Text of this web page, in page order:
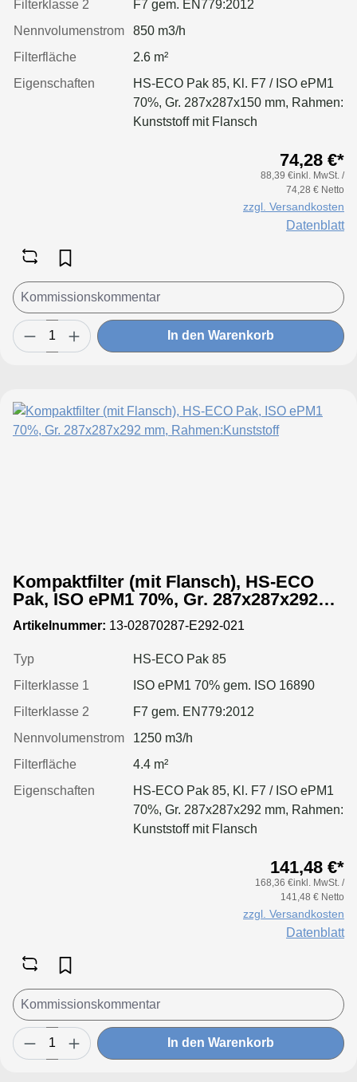
Filterklasse 2
F7 gem. EN779:2012
Nennvolumenstrom
850 m3/h
Filterfläche
2.6 m²
Eigenschaften
HS-ECO Pak 85, Kl. F7 / ISO ePM1
70%, Gr. 287x287x150 mm, Rahmen:
Kunststoff mit Flansch
74,28 €*
88,39 €inkl. MwSt. /
74,28 € Netto
zzgl. Versandkosten
Datenblatt
In den Warenkorb
Kompaktfilter (mit Flansch), HS-ECO
Pak, ISO ePM1 70%, Gr. 287x287x292
mm, Rahmen:Kunststoff
Artikelnummer: 13-02870287-E292-021
Typ
HS-ECO Pak 85
Filterklasse 1
ISO ePM1 70% gem. ISO 16890
Filterklasse 2
F7 gem. EN779:2012
Nennvolumenstrom
1250 m3/h
Filterfläche
4.4 m²
Eigenschaften
HS-ECO Pak 85, Kl. F7 / ISO ePM1
70%, Gr. 287x287x292 mm, Rahmen:
Kunststoff mit Flansch
141,48 €*
168,36 €inkl. MwSt. /
141,48 € Netto
zzgl. Versandkosten
Datenblatt
In den Warenkorb